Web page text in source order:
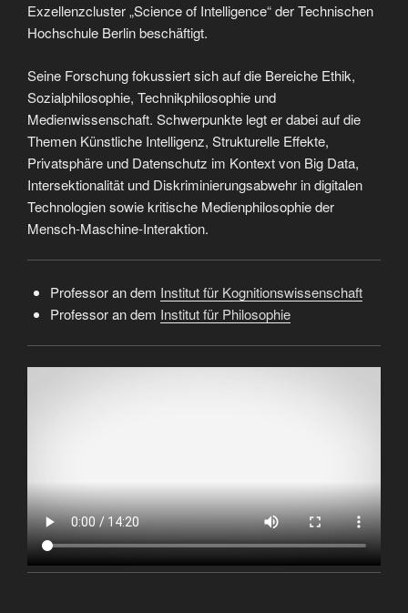
Exzellenzcluster „Science of Intelligence“ der Technischen
Hochschule Berlin beschäftigt.
Seine Forschung fokussiert sich auf die Bereiche Ethik,
Sozialphilosophie, Technikphilosophie und
Medienwissenschaft. Schwerpunkte legt er dabei auf die
Themen Künstliche Intelligenz, Strukturelle Effekte,
Privatsphäre und Datenschutz im Kontext von Big Data,
Intersektionalität und Diskriminierungsabwehr in digitalen
Technologien sowie kritische Medienphilosophie der
Mensch-Maschine-Interaktion.
Professor an dem Institut für Kognitionswissenschaft
Professor an dem Institut für Philosophie